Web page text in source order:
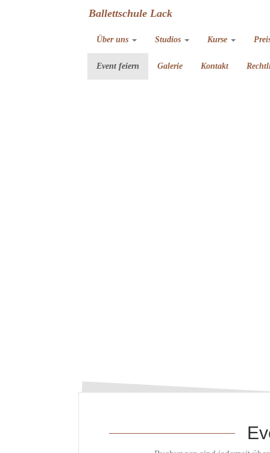
Ballettschule Lack
Über uns Studios Kurse
Event feiern Galerie Kontakt